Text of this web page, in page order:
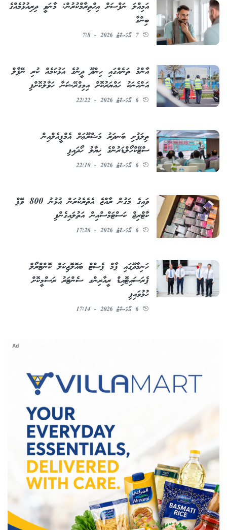
އަމިއްލަ ނަފްސަށް އިޙްތިރާމްކުރުން: މާނަވީ ދިރިއުޅުމެއްގެ
ބިންގާ
7 އޯގަސްޓު 2026 - 7:8
އާންމު ތަނެއްގައި ހިންދޫ ދީނުގެ އަޅުކަމެއް ކުރި ނޭޕާލް
އަންހެނަކު ހައްޔަރުކޮށް އިމިގްރޭޝަނާ ހަވާލުކޮށްފި
6 އޯގަސްޓު 2026 - 22:22
ތިލަފުށި ބަނދަރު މަޝްރޫޢަށް އެމްޕީއެލްއިން
ސްޓޭކްހޯލްޑަރުންގެ ޚިޔާލު ހޯދައިފި
6 އޯގަސްޓު 2026 - 22:10
ވައިގެ މަގުން ރާއްޖެ އެތެރެކުރަން އުޅުނު 800 ވޭޕް
ކާޓްރިޖް ކަސްޓަމްސްއިން އަތުލައިގެންފި
6 އޯގަސްޓު 2026 - 17:26
ހަނިމާދޫގައި ޕާމް ޕެސްޓް ބައޮލޮޖިކަލް ކޮންޓްރޯލް
ޕެރަސައިޓޮއިޑް ރީއާރިންގ ސެންޓަރު ރަސްމީކޮށް
ހުޅުވައިފި
6 އޯގަސްޓު 2026 - 17:14
Ad